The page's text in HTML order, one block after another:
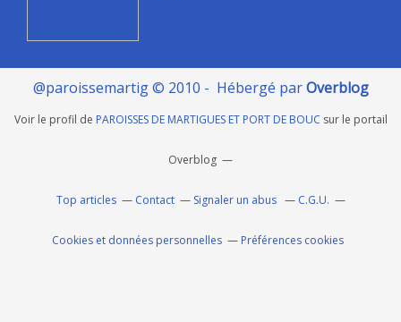
@paroissemartig © 2010 - Hébergé parOverblog
Voir le profil de PAROISSES DE MARTIGUES ET PORT DE BOUC sur le portail
Overblog
Top articles Contact Signaler un abus C.G.U.
Cookies et données personnelles Préférences cookies